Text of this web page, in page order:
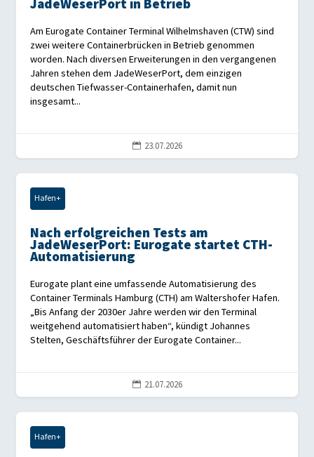
JadeWeserPort in Betrieb
Am Eurogate Container Terminal Wilhelmshaven (CTW) sind
zwei weitere Containerbrücken in Betrieb genommen
worden. Nach diversen Erweiterungen in den vergangenen
Jahren stehen dem JadeWeserPort, dem einzigen
deutschen Tiefwasser-Containerhafen, damit nun
insgesamt...
 23.07.2026
Hafen+
Nach erfolgreichen Tests am
JadeWeserPort: Eurogate startet CTH-
Automatisierung
Eurogate plant eine umfassende Automatisierung des
Container Terminals Hamburg (CTH) am Waltershofer Hafen.
„Bis Anfang der 2030er Jahre werden wir den Terminal
weitgehend automatisiert haben“, kündigt Johannes
Stelten, Geschäftsführer der Eurogate Container...
 21.07.2026
Hafen+